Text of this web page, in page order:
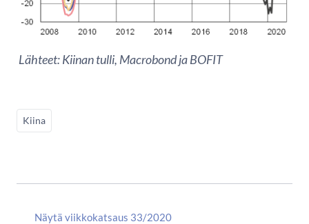
Lähteet: Kiinan tulli, Macrobond ja BOFIT
Kiina
Näytä viikkokatsaus 33/2020